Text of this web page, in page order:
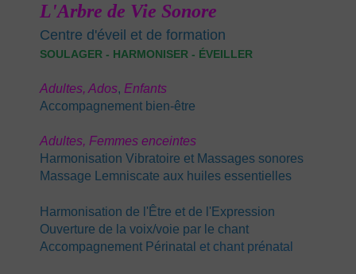
L'Arbre de Vie Sonore
Centre d'éveil et de formation
SOULAGER - HARMONISER - ÉVEILLER
Adultes, Ados, Enfants
Accompagnement bien-être
Adultes, Femmes enceintes
Harmonisation Vibratoire et Massages sonores
Massage Lemniscate aux huiles essentielles
Harmonisation de l'Être et de l'Expression
Ouverture de la voix/voie par le chant
Accompagnement Périnatal et chant prénatal